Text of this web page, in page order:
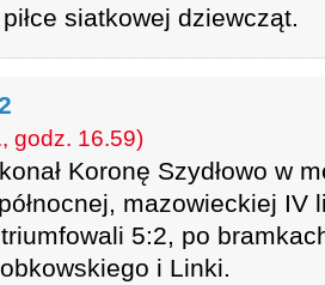
siatkowej dziewcząt.
godz. 16.59)
Koronę Szydłowo w
mazowieckiej IV
5:2, po
i Linki.